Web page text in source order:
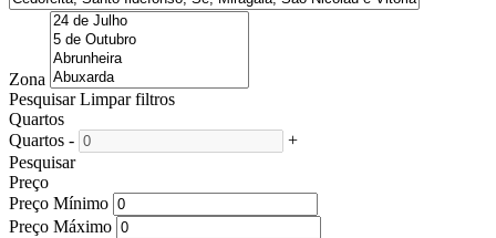
Zona
Pesquisar Limpar filtros
Quartos
Quartos -
+
Pesquisar
Preço
Preço Mínimo
Preço Máximo